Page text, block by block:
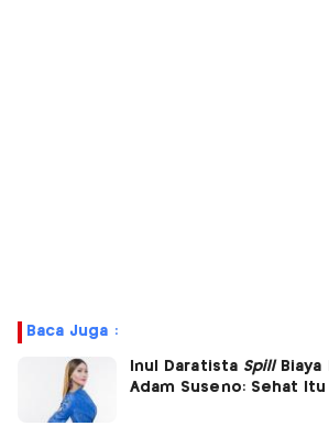
Baca Juga :
Inul Daratista SpillBiaya
Adam Suseno: Sehat Itu